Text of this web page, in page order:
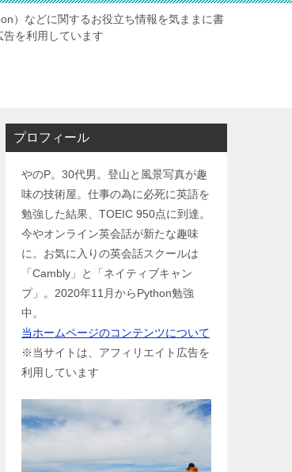
）などに関するお役立ち情報を気ままに書
を利用しています
プロフィール
やのP。30代男。登山と風景写真が趣
味の技術屋。仕事の為に必死に英語を
勉強した結果、TOEIC 950点に到達。
今やオンライン英会話が新たな趣味
に。お気に入りの英会話スクールは
「Cambly」と「ネイティブキャン
プ」。2020年11月からPython勉強
中。
当ホームページのコンテンツについて
※当サイトは、アフィリエイト広告を
利用しています